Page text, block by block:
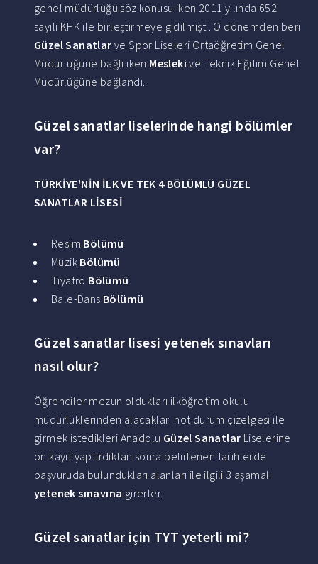
genel müdürlüğü söz konusu iken 2011 yılında 652
sayılı KHK ile birleştirmeye gidilmişti. O dönemden beri
Güzel Sanatlar ve Spor Liseleri Ortaöğretim Genel
Müdürlüğüne bağlı iken Mesleki ve Teknik Eğitim Genel
Müdürlüğüne bağlandı.
Güzel sanatlar liselerinde hangi bölümler
var?
TÜRKİYE'NİN İLK VE TEK 4 BÖLÜMLÜ GÜZEL
SANATLAR LİSESİ
Resim Bölümü
Müzik Bölümü
Tiyatro Bölümü
Bale-Dans Bölümü
Güzel sanatlar lisesi yetenek sınavları
nasıl olur?
Öğrenciler mezun oldukları ilköğretim okulu
müdürlüklerinden alacakları not durum çizelgesi ile
girmek istedikleri Anadolu Güzel Sanatlar Liselerine
ön kayıt yaptırdıktan sonra belirlenen tarihlerde
başvuruda bulundukları alanları ile ilgili 3 aşamalı
yetenek sınavına girerler.
Güzel sanatlar için TYT yeterli mi?